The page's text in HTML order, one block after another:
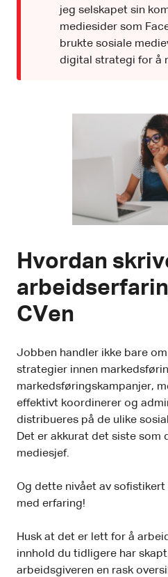
jeg selskapet sin
mediesider som
brukte sosiale
digital strategi for å
Hvordan
CVen
Jobben handler ikke bare
strategier innen
markedsføringskampanjer,
effektivt koordinerer og
distribueres på de ulike
Det er akkurat det siste som
mediesjef.
Og dette nivået av
med erfaring!
Husk at det er lett for å
innhold du tidligere har
arbeidsgiveren en rask